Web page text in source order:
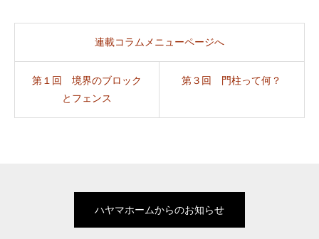
連載コラムメニューページへ
第１回 境界のブロック
とフェンス
第３回 門柱って何？
ハヤマホームからのお知らせ